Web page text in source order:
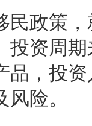
民政策
投资周
品，投
险。